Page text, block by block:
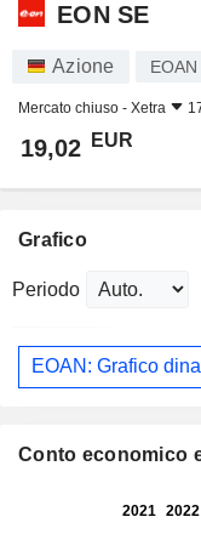
EON SE
Azione EOAN
Mercato chiuso - Xetra
19,02 EUR
Grafico
Periodo
EOAN: Grafico
Conto economico